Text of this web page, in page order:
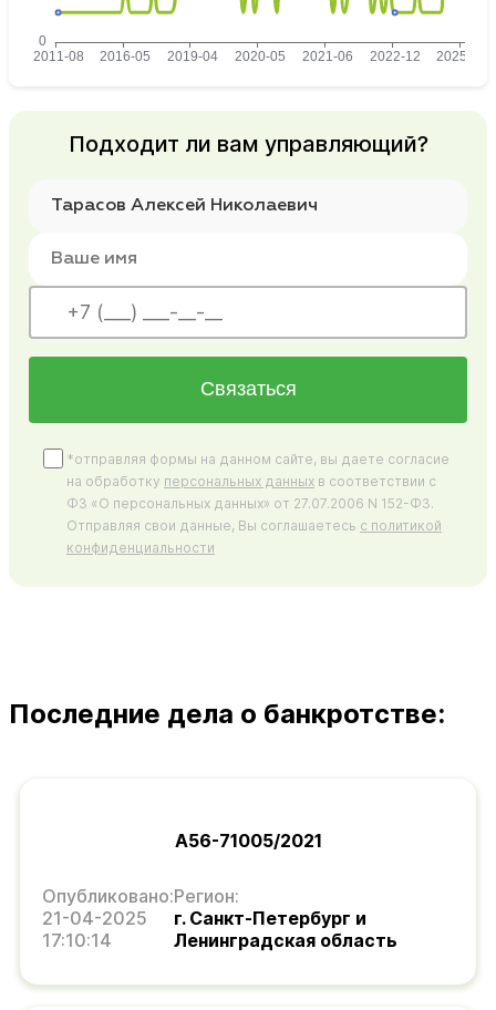
Подходит ли вам управляющий?
Связаться
*отправляя формы на данном сайте, вы даете согласие
на обработку персональных данных в соответствии с
ФЗ «О персональных данных» от 27.07.2006 N 152-ФЗ.
Отправляя свои данные, Вы соглашаетесь с политикой
конфиденциальности
Последние дела о банкротстве:
А56-71005/2021
Опубликовано:
21-04-2025
17:10:14
Регион:
г. Санкт-Петербург и
Ленинградская область